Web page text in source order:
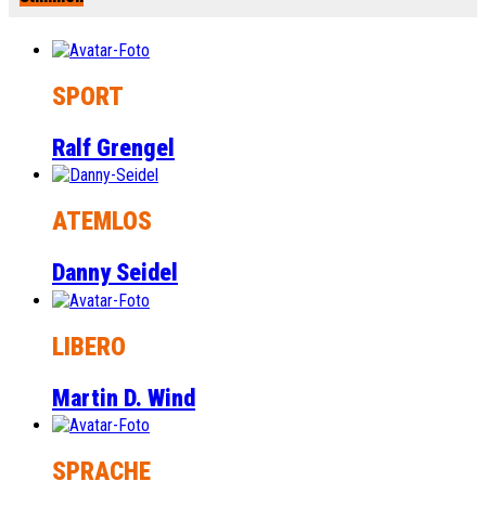
SPORT
Ralf Grengel
ATEMLOS
Danny Seidel
LIBERO
Martin D. Wind
SPRACHE